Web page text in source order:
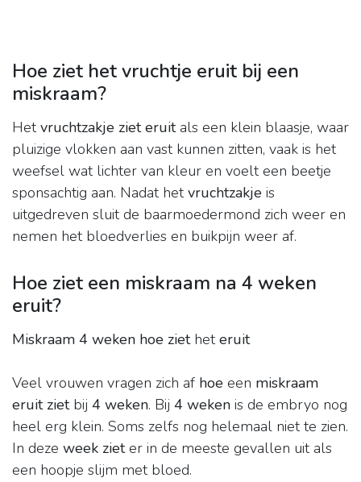
Hoe ziet het vruchtje eruit bij een
miskraam?
Hetvruchtzakje ziet eruitals een klein blaasje, waar
pluizige vlokken aan vast kunnen zitten, vaak is het
weefsel wat lichter van kleur en voelt een beetje
sponsachtig aan. Nadat hetvruchtzakje is
uitgedreven sluit de baarmoedermond zich weer en
nemen het bloedverlies en buikpijn weer af.
Hoe ziet een miskraam na 4 weken
eruit?
Miskraam 4 weken hoe zietheteruit
Veel vrouwen vragen zich af hoe een miskraam
eruit zietbij 4 weken. Bij 4 weken is de embryo nog
heel erg klein. Soms zelfs nog helemaal niet te zien.
In deze week zieter in de meeste gevallen uit als
een hoopje slijm met bloed.